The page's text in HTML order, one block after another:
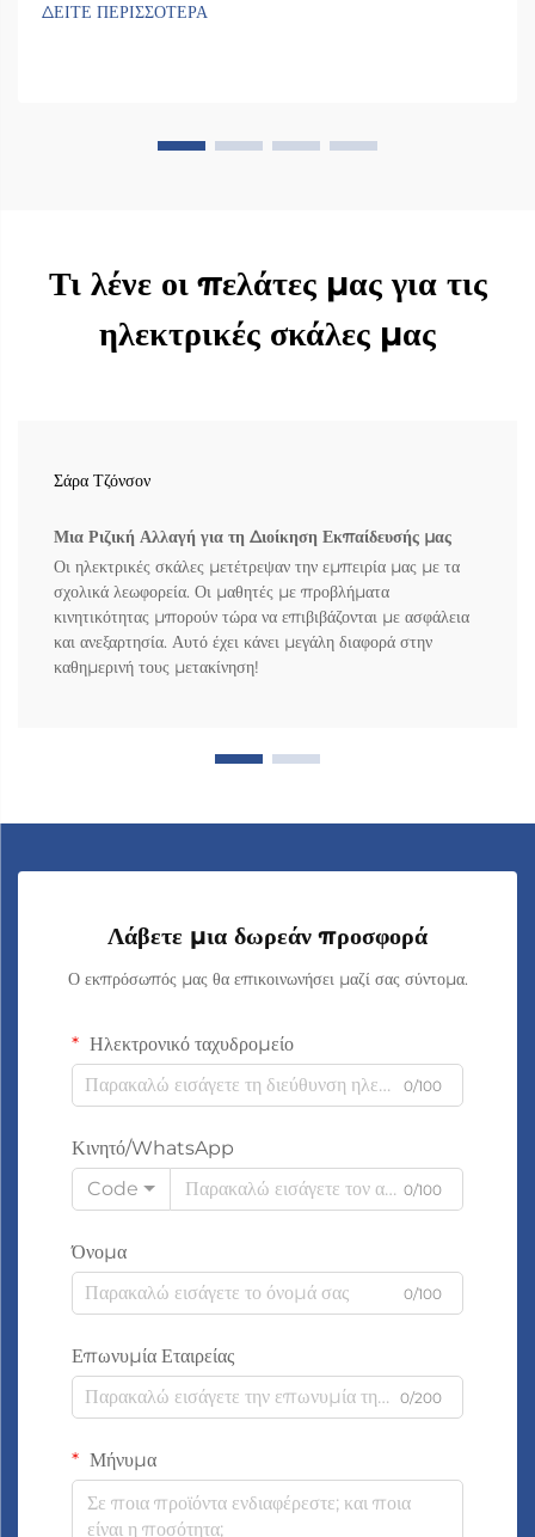
εντός της πλειονότητας των οχημάτων είναι ανεπαρκής, με
ΔΕΙΤΕ ΠΕΡΙΣΣΟΤΕΡΑ
Τι λένε οι πελάτες μας για τις
ηλεκτρικές σκάλες μας
Σάρα Τζόνσον
Μια Ριζική Αλλαγή για τη Διοίκηση Εκπαίδευσής μας
Οι ηλεκτρικές σκάλες μετέτρεψαν την εμπειρία μας με τα
σχολικά λεωφορεία. Οι μαθητές με προβλήματα
κινητικότητας μπορούν τώρα να επιβιβάζονται με ασφάλεια
και ανεξαρτησία. Αυτό έχει κάνει μεγάλη διαφορά στην
καθημερινή τους μετακίνηση!
Λάβετε μια δωρεάν προσφορά
Ο εκπρόσωπός μας θα επικοινωνήσει μαζί σας σύντομα.
Ηλεκτρονικό ταχυδρομείο
0/100
Κινητό/WhatsApp
Code
0/100
Όνομα
0/100
Επωνυμία Εταιρείας
0/200
Μήνυμα